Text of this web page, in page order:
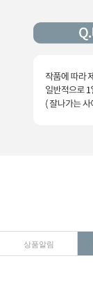
상품알림